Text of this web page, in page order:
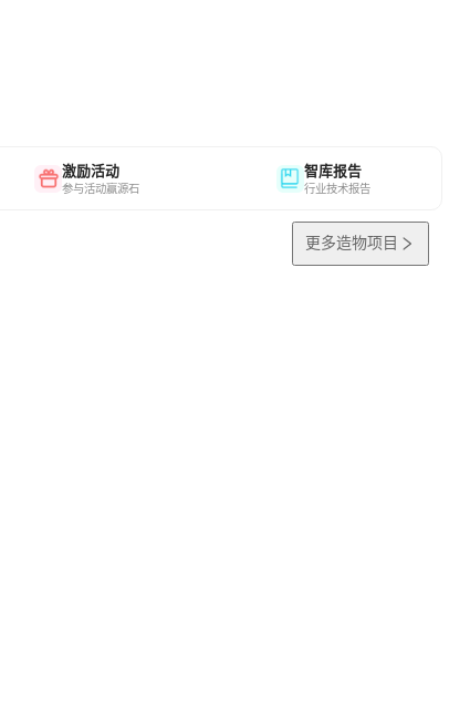
激励活动
参与活动赢源石
智库报告
行业技术报告
更多造物项目